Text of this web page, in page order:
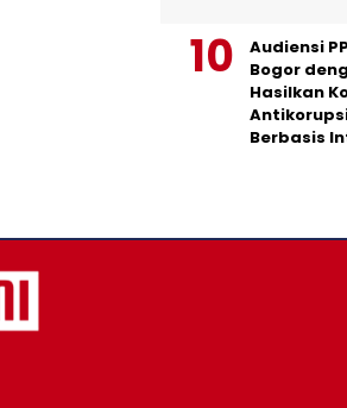
Audiensi
Bogor
Hasilkan
Berbasis